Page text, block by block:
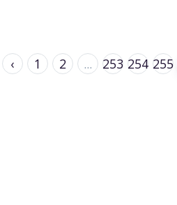
‹ 1 2 ... 253 254 255